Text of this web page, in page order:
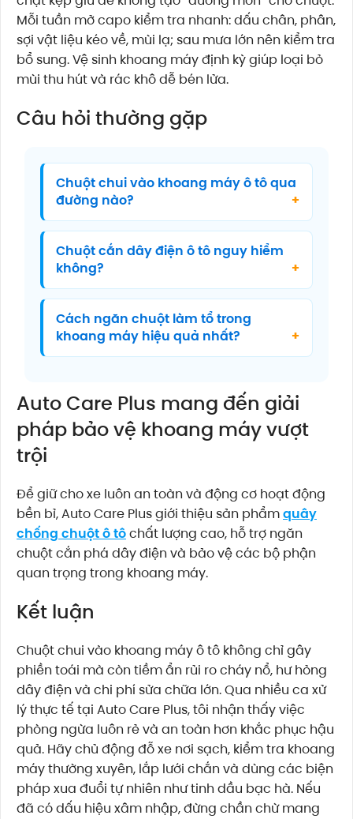
Mỗi tuần mở capo kiểm tra nhanh: dấu chân, phân,
sợi vật liệu kéo về, mùi lạ; sau mưa lớn nên kiểm tra
bổ sung. Vệ sinh khoang máy định kỳ giúp loại bỏ
mùi thu hút và rác khô dễ bén lửa.
Câu hỏi thường gặp
Chuột chui vào khoang máy ô tô qua
đường nào?
Chuột cắn dây điện ô tô nguy hiểm
không?
Cách ngăn chuột làm tổ trong
khoang máy hiệu quả nhất?
Auto Care Plus mang đến giải
pháp bảo vệ khoang máy vượt
trội
Để giữ cho xe luôn an toàn và động cơ hoạt động
bền bỉ, Auto Care Plus giới thiệu sản phẩmquây
chống chuột ô tôchất lượng cao, hỗ trợ ngăn
chuột cắn phá dây điện và bảo vệ các bộ phận
quan trọng trong khoang máy.
Kết luận
Chuột chui vào khoang máy ô tô không chỉ gây
phiền toái mà còn tiềm ẩn rủi ro cháy nổ, hư hỏng
dây điện và chi phí sửa chữa lớn. Qua nhiều ca xử
lý thực tế tại Auto Care Plus, tôi nhận thấy việc
phòng ngừa luôn rẻ và an toàn hơn khắc phục hậu
quả. Hãy chủ động đỗ xe nơi sạch, kiểm tra khoang
máy thường xuyên, lắp lưới chắn và dùng các biện
pháp xua đuổi tự nhiên như tinh dầu bạc hà. Nếu
đã có dấu hiệu xâm nhập, đừng chần chừ mang